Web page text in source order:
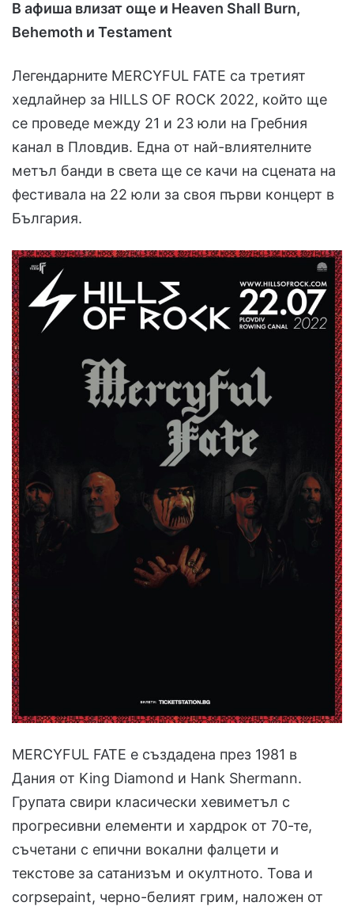
В афиша влизат още и Heaven Shall Burn,
Behemoth и Testament
Легендарните MERCYFUL FATE са третият
хедлайнер за HILLS OF ROCK 2022, който ще
се проведе между 21 и 23 юли на Гребния
канал в Пловдив. Една от най-влиятелните
метъл банди в света ще се качи на сцената на
фестивала на 22 юли за своя първи концерт в
България.
MERCYFUL FATE е създадена през 1981 в
Дания от King Diamond и Hank Shermann.
Групата свири класически хевиметъл с
прогресивни елементи и хардрок от 70-те,
съчетани с епични вокални фалцети и
текстове за сатанизъм и окултното. Това и
corpsepaint, черно-белият грим, наложен от